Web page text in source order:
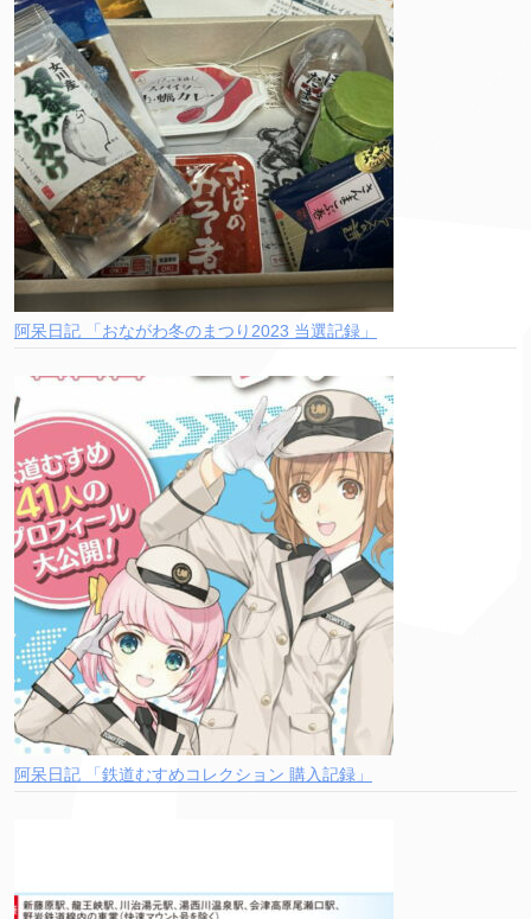
阿呆日記 「おながわ冬のまつり2023 当選記録」
阿呆日記 「鉄道むすめコレクション 購入記録」